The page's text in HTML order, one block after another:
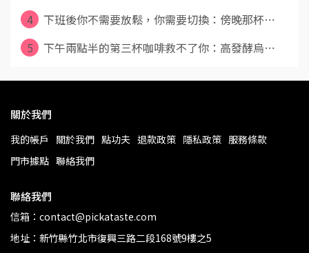
4
下班後你不需要放鬆，你需要切換：傍晚那杯⋯
5
下午兩點半的第三杯咖啡救不了你：高發酵烏⋯
關於我們
我的帳戶 關於我們 點功夫 退款政策 隱私政策 服務條款
門市據點 聯絡我們
聯絡我們
信箱：contact@pickataste.com
地址：新竹縣竹北市復興三路二段168號9樓之5